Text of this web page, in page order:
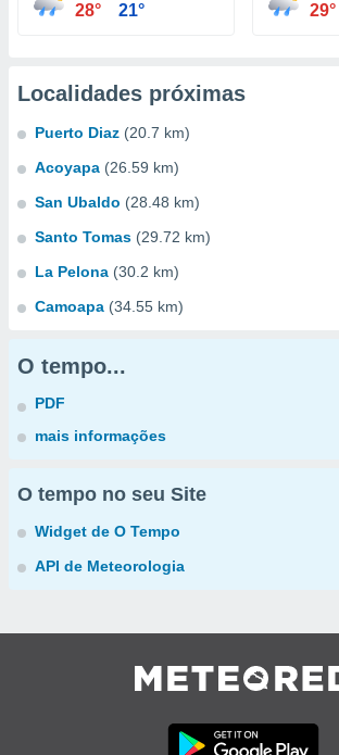
28° 21° 29°
Localidades próximas
Puerto Diaz (20.7 km)
Acoyapa (26.59 km)
San Ubaldo (28.48 km)
Santo Tomas (29.72 km)
La Pelona (30.2 km)
Camoapa (34.55 km)
O tempo...
PDF
mais informações
O tempo no seu Site
Widget de O Tempo
API de Meteorologia